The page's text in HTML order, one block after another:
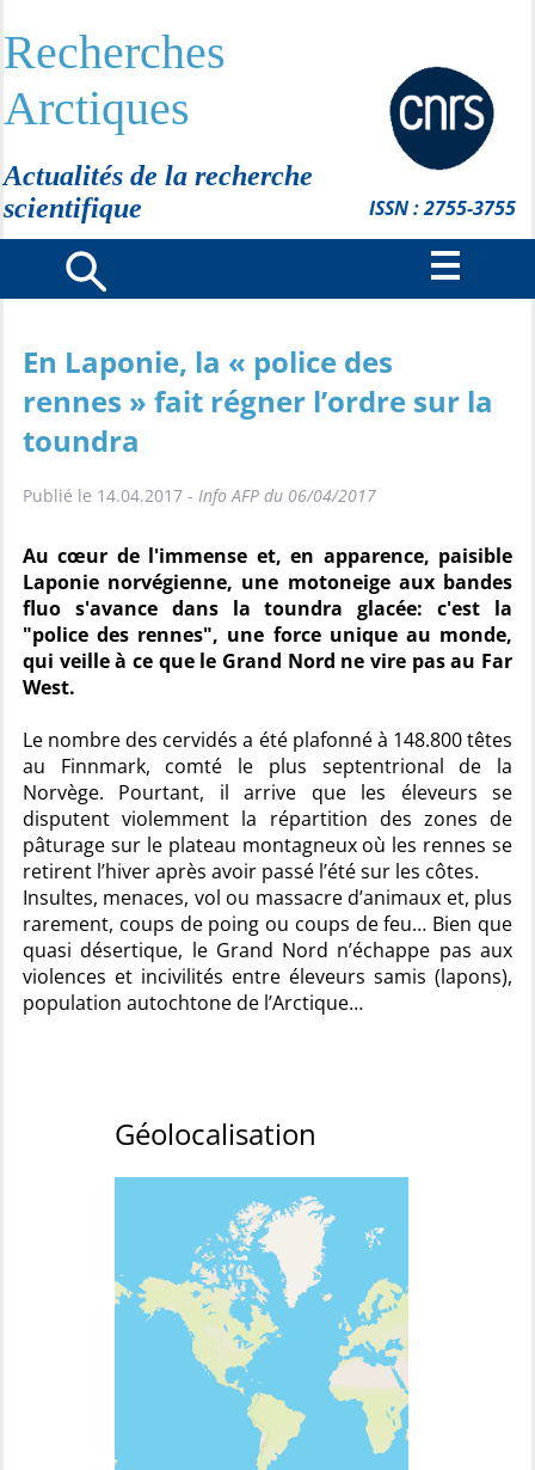
Recherches
Arctiques
Actualités de la recherche
scientifique
ISSN : 2755-3755
En Laponie, la « police des
rennes » fait régner l’ordre sur la
toundra
Publié le 14.04.2017 - Info AFP du 06/04/2017
Au cœur de l'immense et, en apparence, paisible
Laponie norvégienne, une motoneige aux bandes
fluo s'avance dans la toundra glacée: c'est la
"police des rennes", une force unique au monde,
qui veille à ce que le Grand Nord ne vire pas au Far
West.
Le nombre des cervidés a été plafonné à 148.800 têtes
au Finnmark, comté le plus septentrional de la
Norvège. Pourtant, il arrive que les éleveurs se
disputent violemment la répartition des zones de
pâturage sur le plateau montagneux où les rennes se
retirent l’hiver après avoir passé l’été sur les côtes.
Insultes, menaces, vol ou massacre d’animaux et, plus
rarement, coups de poing ou coups de feu… Bien que
quasi désertique, le Grand Nord n’échappe pas aux
violences et incivilités entre éleveurs samis (lapons),
population autochtone de l’Arctique…
Géolocalisation